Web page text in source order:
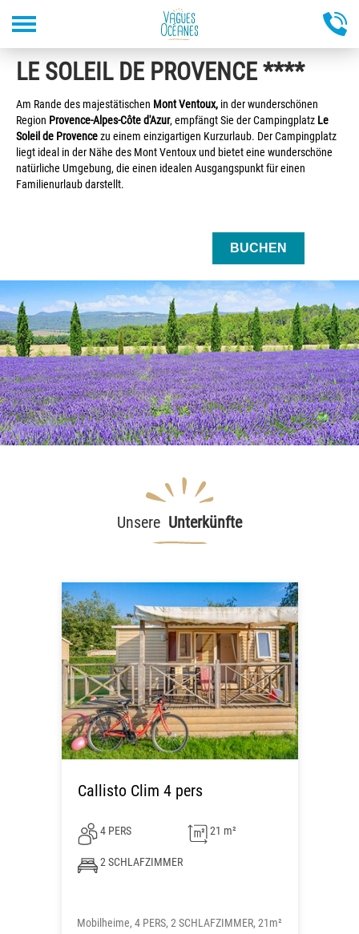
LE SOLEIL DE PROVENCE ****
Am Rande des majestätischen Mont Ventoux, in der wunderschönen
Region Provence-Alpes-Côte d'Azur, empfängt Sie der Campingplatz Le
Soleil de Provencezu einem einzigartigen Kurzurlaub. Der Campingplatz
liegt ideal in der Nähe des Mont Ventoux und bietet eine wunderschöne
natürliche Umgebung, die einen idealen Ausgangspunkt für einen
Familienurlaub darstellt.
BUCHEN
Unsere Unterkünfte
Callisto Clim 4 pers
4 PERS 21 m²
2 SCHLAFZIMMER
Mobilheime, 4 PERS, 2 SCHLAFZIMMER, 21m²